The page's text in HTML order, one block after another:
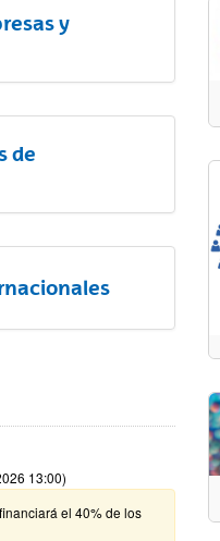
y
de
13:00)
el 40% de los